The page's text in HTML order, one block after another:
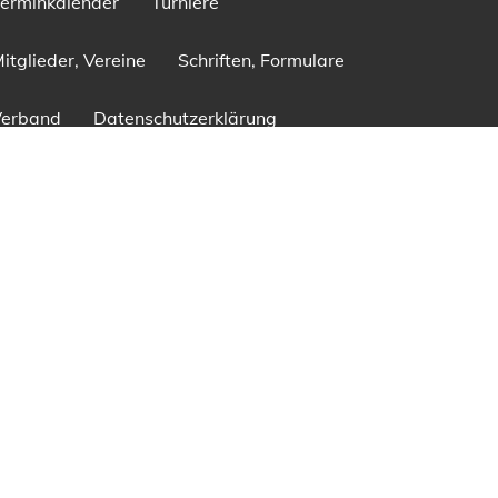
Vereine Schriften, Formulare
Datenschutzerklärung